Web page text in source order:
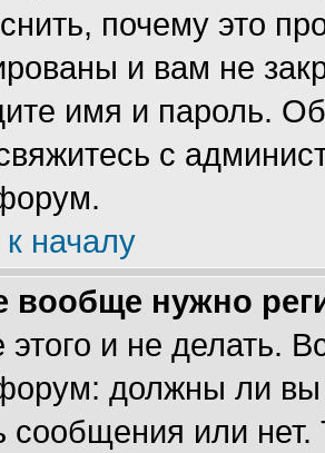
почему это
и вам не
имя и пароль.
с
началу
вообще нужно
и не делать.
должны ли вы
сообщения или